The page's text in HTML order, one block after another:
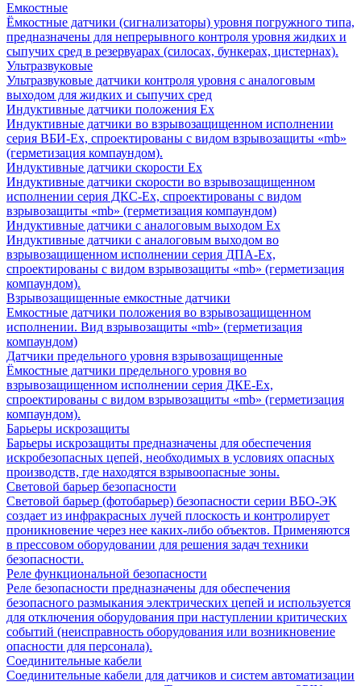
Емкостные
Ёмкостные датчики (сигнализаторы) уровня погружного типа,
предназначены для непрерывного контроля уровня жидких и
сыпучих сред в резервуарах (силосах, бункерах, цистернах).
Ультразвуковые
Ультразвуковые датчики контроля уровня с аналоговым
выходом для жидких и сыпучих сред
Индуктивные датчики положения Ех
Индуктивные датчики во взрывозащищенном исполнении
серия ВБИ-Ех, спроектированы с видом взрывозащиты «mb»
(герметизация компаундом).
Индуктивные датчики скорости Ех
Индуктивные датчики скорости во взрывозащищенном
исполнении серия ДКС-Ех, спроектированы с видом
взрывозащиты «mb» (герметизация компаундом)
Индуктивные датчики с аналоговым выходом Ех
Индуктивные датчики с аналоговым выходом во
взрывозащищенном исполнении серия ДПА-Ех,
спроектированы с видом взрывозащиты «mb» (герметизация
компаундом).
Взрывозащищенные емкостные датчики
Емкостные датчики положения во взрывозащищенном
исполнении. Вид взрывозащиты «mb» (герметизация
компаундом)
Датчики предельного уровня взрывозащищенные
Ёмкостные датчики предельного уровня во
взрывозащищенном исполнении серия ДКЕ-Ех,
спроектированы с видом взрывозащиты «mb» (герметизация
компаундом).
Барьеры искрозащиты
Барьеры искрозащиты предназначены для обеспечения
искробезопасных цепей, необходимых в условиях опасных
производств, где находятся взрывоопасные зоны.
Световой барьер безопасности
Световой барьер (фотобарьер) безопасности серии ВБО-ЭК
создает из инфракрасных лучей плоскость и контролирует
проникновение через нее каких-либо объектов. Применяются
в прессовом оборудовании для решения задач техники
безопасности.
Реле функциональной безопасности
Реле безопасности предназначены для обеспечения
безопасного размыкания электрических цепей и используется
для отключения оборудования при наступлении критических
событий (неисправность оборудования или возникновение
опасности для персонала).
Соединительные кабели
Соединительные кабели для датчиков и систем автоматизации